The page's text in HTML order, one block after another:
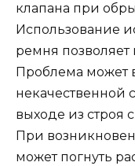
клапана при
Использование
ремня позволяет
Проблема может
некачественной
выходе из строя
При
может погнуть